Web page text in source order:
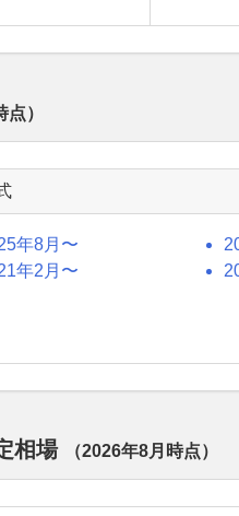
点）
年8月〜
年2月〜
相場 （2026年8月 時点）